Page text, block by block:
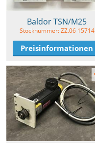
Baldor TSN/M25
Stocknummer: ZZ.06 15714
Preisinformationen